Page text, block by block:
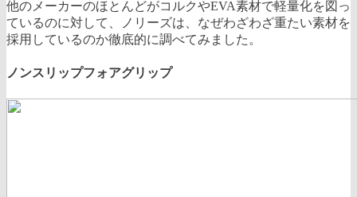
他のメーカーのほとんどがコルクやEVA素材で軽量化を図っ
ているのに対して、ノリーズは、なぜわざわざ重たい素材を
採用しているのか徹底的に調べてみました。
ノンスリップフォアグリップ